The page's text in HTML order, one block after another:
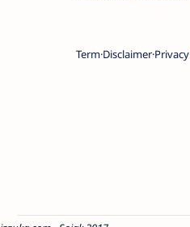
Term Disclaimer Privacy